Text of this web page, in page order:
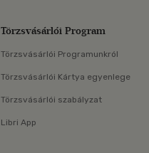
Törzsvásárlói Program
Törzsvásárlói Programunkról
Törzsvásárlói Kártya egyenlege
Törzsvásárlói szabályzat
Libri App